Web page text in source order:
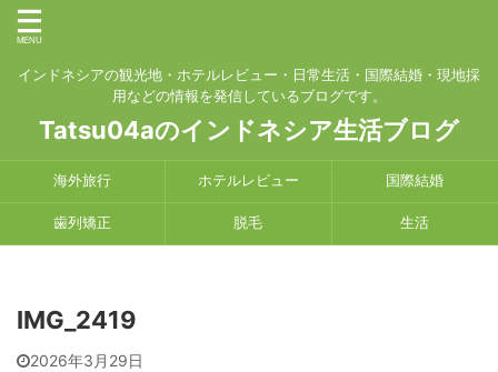
インドネシアの観光地・ホテルレビュー・日常生活・国際結婚・現地採
用などの情報を発信しているブログです。
Tatsu04aのインドネシア生活ブログ
海外旅行 ホテルレビュー 国際結婚
歯列矯正 脱毛 生活
IMG_2419
2026年3月29日